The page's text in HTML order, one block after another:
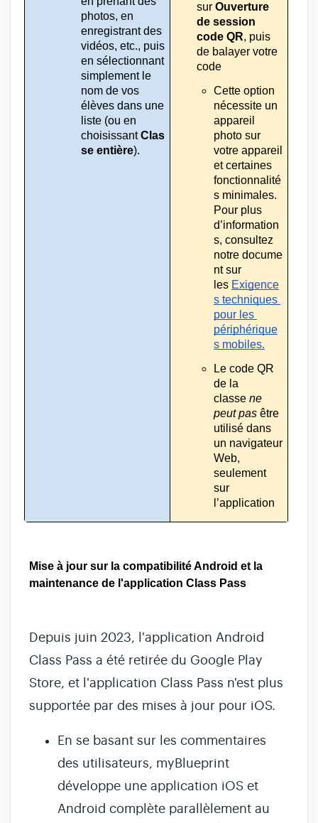
photos, en
enregistrant des
vidéos, etc., puis
en sélectionnant
simplement le
nom de vos
élèves dans une
liste (ou en
choisissant Clas
se entière).
sur Ouverture
de session
code QR, puis
de balayer votre
code
Cette option
nécessite un
appareil
photo sur
votre appareil
et certaines
fonctionnalité
s minimales.
Pour plus
d’information
s, consultez
notre docume
nt sur
les Exigence
s techniques
pour les
périphérique
s mobiles.
Le code QR
de la
classe ne
peut pas être
utilisé dans
un navigateur
Web,
seulement
sur
l’application
Mise à jour sur la compatibilité Android et la
maintenance de l'application Class Pass
Depuis juin 2023, l'application Android
Class Pass a été retirée du Google Play
Store, et l'application Class Pass n'est plus
supportée par des mises à jour pour iOS.
En se basant sur les commentaires
des utilisateurs, myBlueprint
développe une application iOS et
Android complète parallèlement au